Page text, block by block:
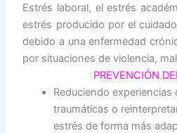
Estrés laboral, el estrés
estrés producido por el
debido a una enfermedad
por situaciones de violencia,
PREVENCIÓN
Reduciendo experiencias
traumáticas o
estrés de forma más